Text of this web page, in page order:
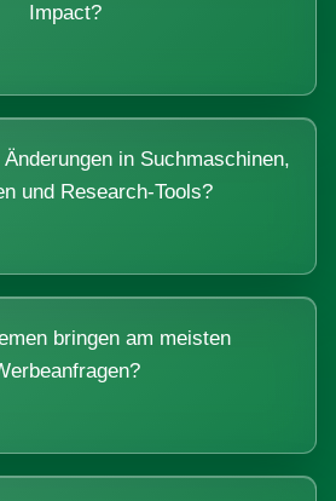
Impact?
in Suchmaschinen,
und Research-Tools?
bringen am meisten